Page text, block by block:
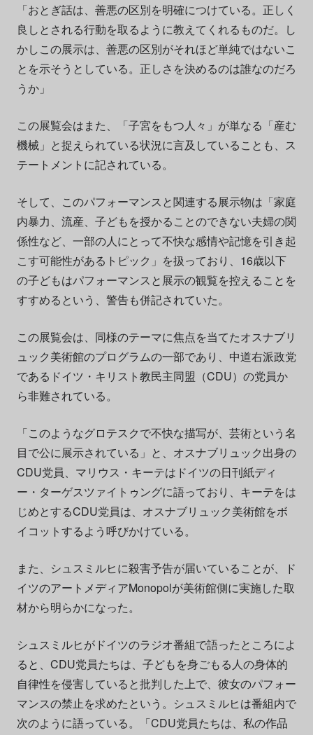
「おとぎ話は、善悪の区別を明確につけている。正しく
良しとされる行動を取るように教えてくれるものだ。し
かしこの展示は、善悪の区別がそれほど単純ではないこ
とを示そうとしている。正しさを決めるのは誰なのだろ
うか」
この展覧会はまた、「子宮をもつ人々」が単なる「産む
機械」と捉えられている状況に言及していることも、ス
テートメントに記されている。
そして、このパフォーマンスと関連する展示物は「家庭
内暴力、流産、子どもを授かることのできない夫婦の関
係性など、一部の人にとって不快な感情や記憶を引き起
こす可能性があるトピック」を扱っており、16歳以下
の子どもはパフォーマンスと展示の観覧を控えることを
すすめるという、警告も併記されていた。
この展覧会は、同様のテーマに焦点を当てたオスナブリ
ュック美術館のプログラムの一部であり、中道右派政党
であるドイツ・キリスト教民主同盟（CDU）の党員か
ら非難されている。
「このようなグロテスクで不快な描写が、芸術という名
目で公に展示されている」と、オスナブリュック出身の
CDU党員、マリウス・キーテはドイツの日刊紙ディ
ー・ターゲスツァイトゥングに語っており、キーテをは
じめとするCDU党員は、オスナブリュック美術館をボ
イコットするよう呼びかけている。
また、シュスミルヒに殺害予告が届いていることが、ド
イツのアートメディアMonopolが美術館側に実施した取
材から明らかになった。
シュスミルヒがドイツのラジオ番組で語ったところによ
ると、CDU党員たちは、子どもを身ごもる人の身体的
自律性を侵害していると批判した上で、彼女のパフォー
マンスの禁止を求めたという。シュスミルヒは番組内で
次のように語っている。「CDU党員たちは、私の作品